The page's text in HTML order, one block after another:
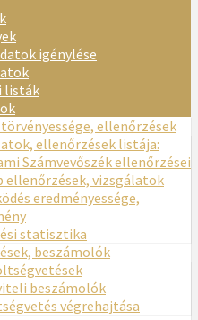
igénylése
listák
törvényessége, ellenőrzések
ellenőrzések listája:
Számvevőszék ellenőrzései
ellenőrzések, vizsgálatok
eredményessége,
statisztika
beszámolók
beszámolók
végrehajtása